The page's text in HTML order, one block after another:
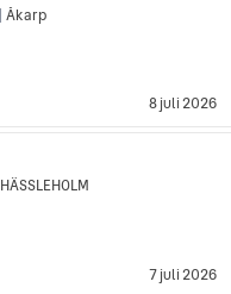
8 juli 2026
Åkarp
7 juli 2026
HÄSSLEHOLM